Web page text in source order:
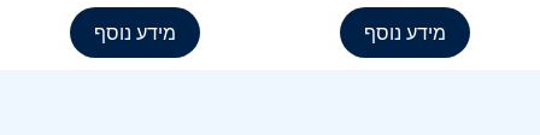
מידע נוסף מידע נוסף